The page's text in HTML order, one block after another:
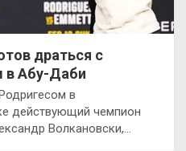
драться с
Абу-Даби
в
действующий чемпион
Волкановски,…